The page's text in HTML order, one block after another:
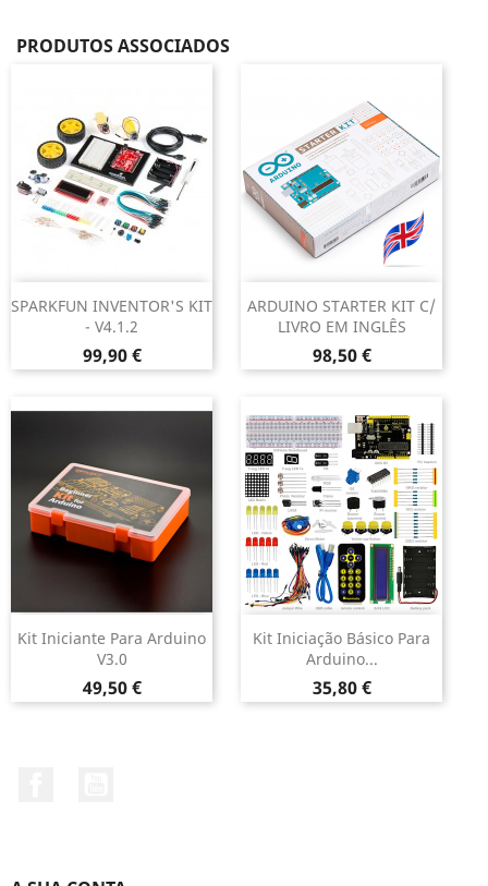
PRODUTOS ASSOCIADOS
SPARKFUN INVENTOR'S KIT
- V4.1.2
Preço
99,90 €
ARDUINO STARTER KIT C/
LIVRO EM INGLÊS
Preço
98,50 €
Kit Iniciante Para Arduino
V3.0
Preço
49,50 €
Kit Iniciação Básico Para
Arduino...
Preço
35,80 €